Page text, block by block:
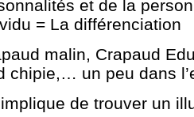
et de la
= La différenciation
malin, Crapaud
chipie,… un peu dans
de trouver un